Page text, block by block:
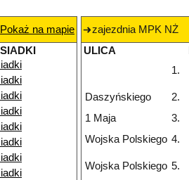
Pokaż na mapie
zajezdnia MPK NŻ
ULICA
1.
Daszyńskiego 2.
1 Maja
3.
Wojska Polskiego 4.
Wojska Polskiego 5.